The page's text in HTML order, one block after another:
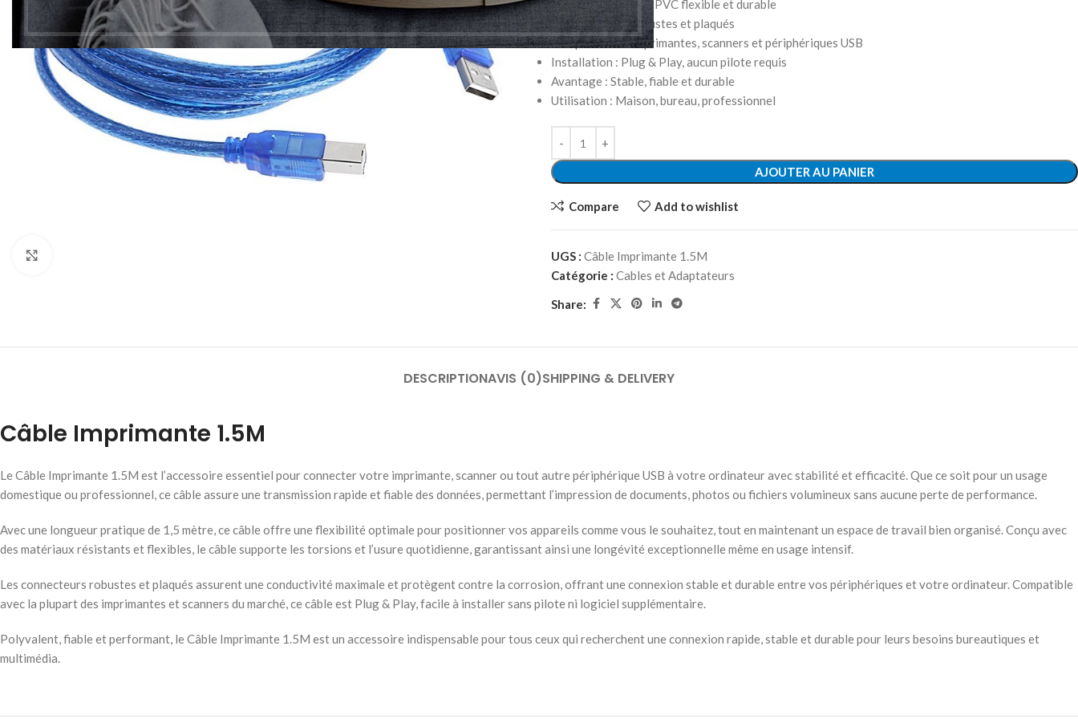
Matériau du câble : PVC flexible et durable
Connecteurs : Robustes et plaqués
Compatibilité : Imprimantes, scanners et périphériques USB
Installation : Plug & Play, aucun pilote requis
Avantage : Stable, fiable et durable
Utilisation : Maison, bureau, professionnel
AJOUTER AU PANIER
Compare Add to wishlist
UGS : Câble Imprimante 1.5M
Catégorie : Cables et Adaptateurs
Share:
DESCRIPTIONAVIS (0)SHIPPING & DELIVERY
Câble Imprimante 1.5M
Le Câble Imprimante 1.5M est l’accessoire essentiel pour connecter votre imprimante, scanner ou tout autre périphérique USB à votre ordinateur avec stabilité et efficacité. Que ce soit pour un usage
domestique ou professionnel, ce câble assure une transmission rapide et fiable des données, permettant l’impression de documents, photos ou fichiers volumineux sans aucune perte de performance.
Avec une longueur pratique de 1,5 mètre, ce câble offre une flexibilité optimale pour positionner vos appareils comme vous le souhaitez, tout en maintenant un espace de travail bien organisé. Conçu avec
des matériaux résistants et flexibles, le câble supporte les torsions et l’usure quotidienne, garantissant ainsi une longévité exceptionnelle même en usage intensif.
Les connecteurs robustes et plaqués assurent une conductivité maximale et protègent contre la corrosion, offrant une connexion stable et durable entre vos périphériques et votre ordinateur. Compatible
avec la plupart des imprimantes et scanners du marché, ce câble est Plug & Play, facile à installer sans pilote ni logiciel supplémentaire.
Polyvalent, fiable et performant, le Câble Imprimante 1.5M est un accessoire indispensable pour tous ceux qui recherchent une connexion rapide, stable et durable pour leurs besoins bureautiques et
multimédia.